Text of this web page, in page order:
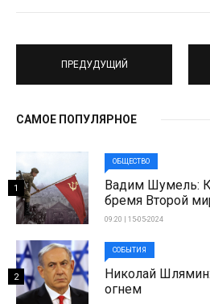
ПРЕДУДУЩИЙ
САМОЕ ПОПУЛЯРНОЕ
ОБЩЕСТВО
Вадим Шумель:
бремя Второй
09:20 | 15-05-2024
1
СОБЫТИЯ
Николай
огнем
2